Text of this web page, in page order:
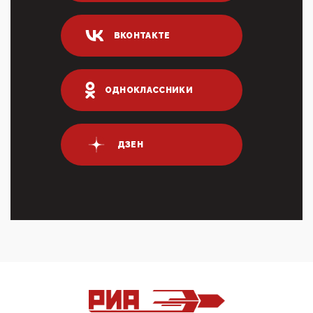
крупных банках по итогам 2025 года превысило 63
млрд руб. ...
03:01, 10 Апреля 2026
что союзники просили Киев не наносить удары по
энергети...
01:54, 10 Апреля 2026
ПрезидентПутинвчера вечером обьявил
Пасхальное перемирие с 16 часов субботы до конца
дня Воскресен...
01:09, 10 Апреля 2026
Честно говоря, ситуация с продвижением через
ВКОНТАКТЕ
ОДНОКЛАССНИКИ
ДЗЕН